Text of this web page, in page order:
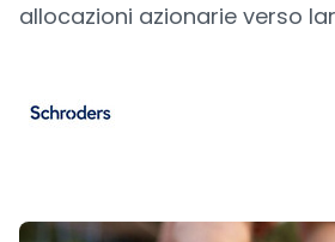
allocazioni azionarie verso